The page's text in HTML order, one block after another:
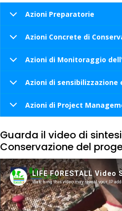
Azioni Preparatorie
Azioni Concrete di
Azioni di Monitoraggio
Azioni di
Azioni di Project
Guarda il video di
Conservazione del